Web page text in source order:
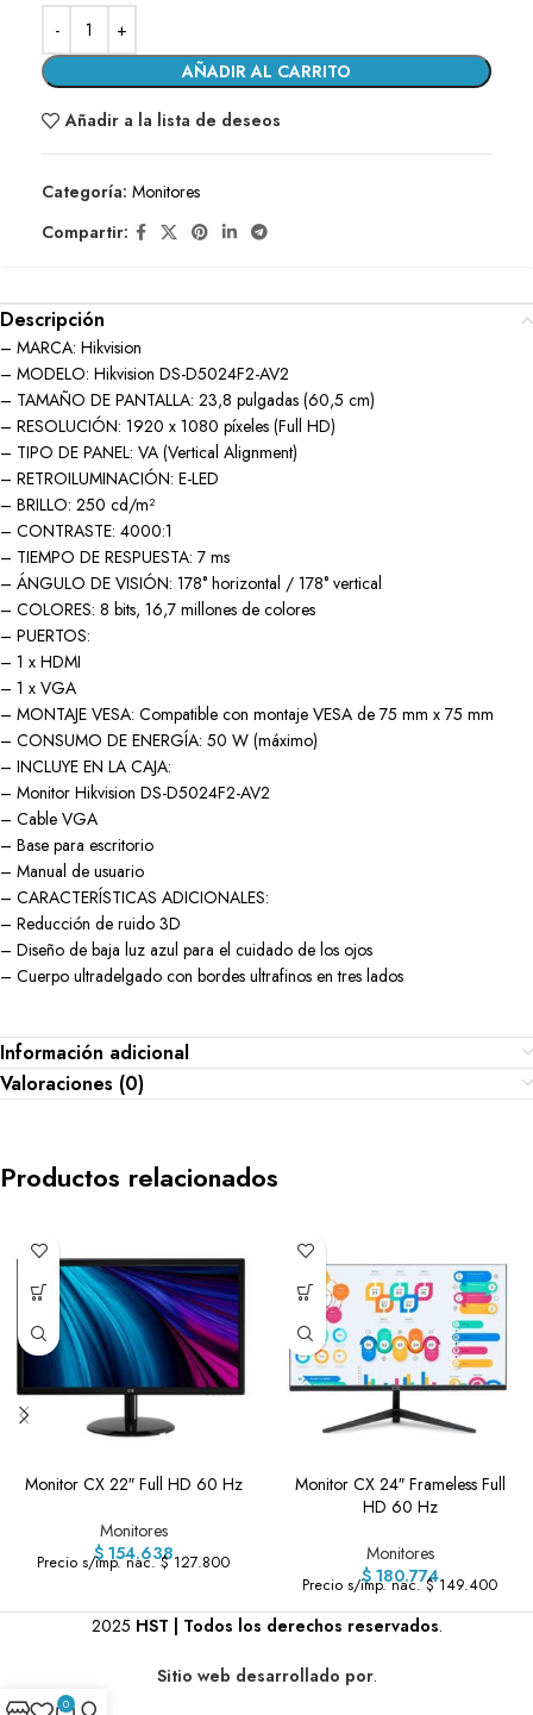
AÑADIR AL CARRITO
Añadir a la lista de deseos
Categoría: Monitores
Compartir:
Descripción
– MARCA: Hikvision
– MODELO: Hikvision DS-D5024F2-AV2
– TAMAÑO DE PANTALLA: 23,8 pulgadas (60,5 cm)
– RESOLUCIÓN: 1920 x 1080 píxeles (Full HD)
– TIPO DE PANEL: VA (Vertical Alignment)
– RETROILUMINACIÓN: E-LED
– BRILLO: 250 cd/m²
– CONTRASTE: 4000:1
– TIEMPO DE RESPUESTA: 7 ms
– ÁNGULO DE VISIÓN: 178° horizontal / 178° vertical
– COLORES: 8 bits, 16,7 millones de colores
– PUERTOS:
– 1 x HDMI
– 1 x VGA
– MONTAJE VESA: Compatible con montaje VESA de 75 mm x 75 mm
– CONSUMO DE ENERGÍA: 50 W (máximo)
– INCLUYE EN LA CAJA:
– Monitor Hikvision DS-D5024F2-AV2
– Cable VGA
– Base para escritorio
– Manual de usuario
– CARACTERÍSTICAS ADICIONALES:
– Reducción de ruido 3D
– Diseño de baja luz azul para el cuidado de los ojos
– Cuerpo ultradelgado con bordes ultrafinos en tres lados
Información adicional
Valoraciones (0)
Productos relacionados
Monitor CX 22″ Full HD 60 Hz
Monitores
$154.638
Precio s/imp. nac. $ 127.800
Monitor CX 24″ Frameless Full
HD 60 Hz
Monitores
$180.774
Precio s/imp. nac. $ 149.400
2025 HST | Todos los derechos reservados.
Sitio web desarrollado por.
0